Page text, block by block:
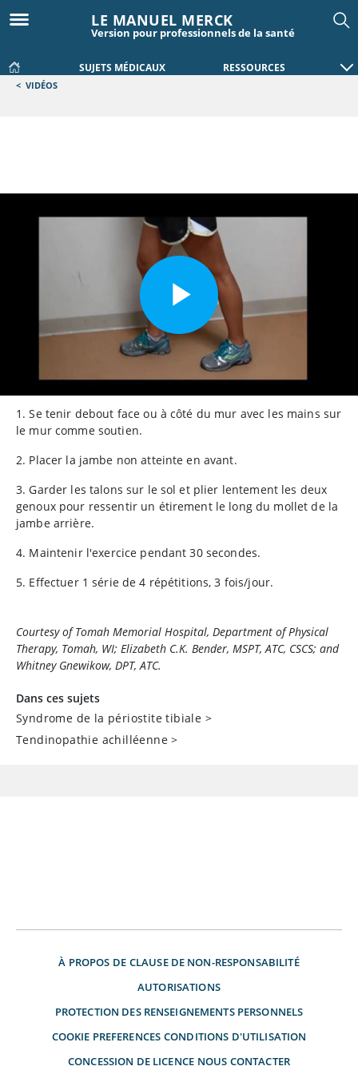
LE MANUEL MERCK
Version pour professionnels de la santé
SUJETS MÉDICAUX RESSOURCES
< VIDÉOS
1. Se tenir debout face ou à côté du mur avec les mains sur
le mur comme soutien.
2. Placer la jambe non atteinte en avant.
3. Garder les talons sur le sol et plier lentement les deux
genoux pour ressentir un étirement le long du mollet de la
jambe arrière.
4. Maintenir l'exercice pendant 30 secondes.
5. Effectuer 1 série de 4 répétitions, 3 fois/jour.
Courtesy of Tomah Memorial Hospital, Department of Physical
Therapy, Tomah, WI; Elizabeth C.K. Bender, MSPT, ATC, CSCS; and
Whitney Gnewikow, DPT, ATC.
Dans ces sujets
Syndrome de la périostite tibiale >
Tendinopathie achilléenne >
À PROPOS DE CLAUSE DE NON-RESPONSABILITÉ
AUTORISATIONS
PROTECTION DES RENSEIGNEMENTS PERSONNELS
COOKIE PREFERENCES CONDITIONS D'UTILISATION
CONCESSION DE LICENCE NOUS CONTACTER